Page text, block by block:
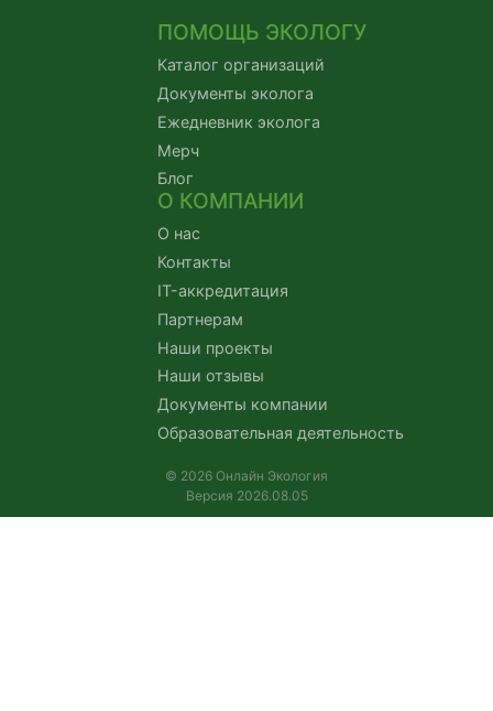
ПОМОЩЬ ЭКОЛОГУ
Каталог организаций
Документы эколога
Ежедневник эколога
Мерч
Блог
О КОМПАНИИ
О нас
Контакты
IT-аккредитация
Партнерам
Наши проекты
Наши отзывы
Документы компании
Образовательная деятельность
© 2026 Онлайн Экология
Версия 2026.08.05